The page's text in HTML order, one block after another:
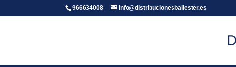
966634008 info@distribucionesballester.es